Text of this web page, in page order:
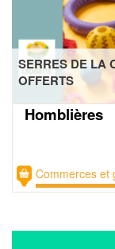
SERRES DE LA
OFFERTS
Homblières
Commerces et